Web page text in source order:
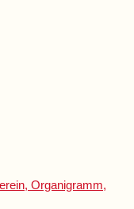
Organigramm,